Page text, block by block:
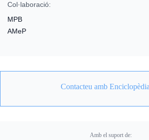
Col·laboració:
MPB
AMeP
Contacteu amb
Amb el suport de: